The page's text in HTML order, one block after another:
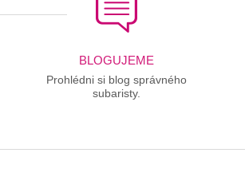
BLOGUJEME
Prohlédni si blog správného
subaristy.